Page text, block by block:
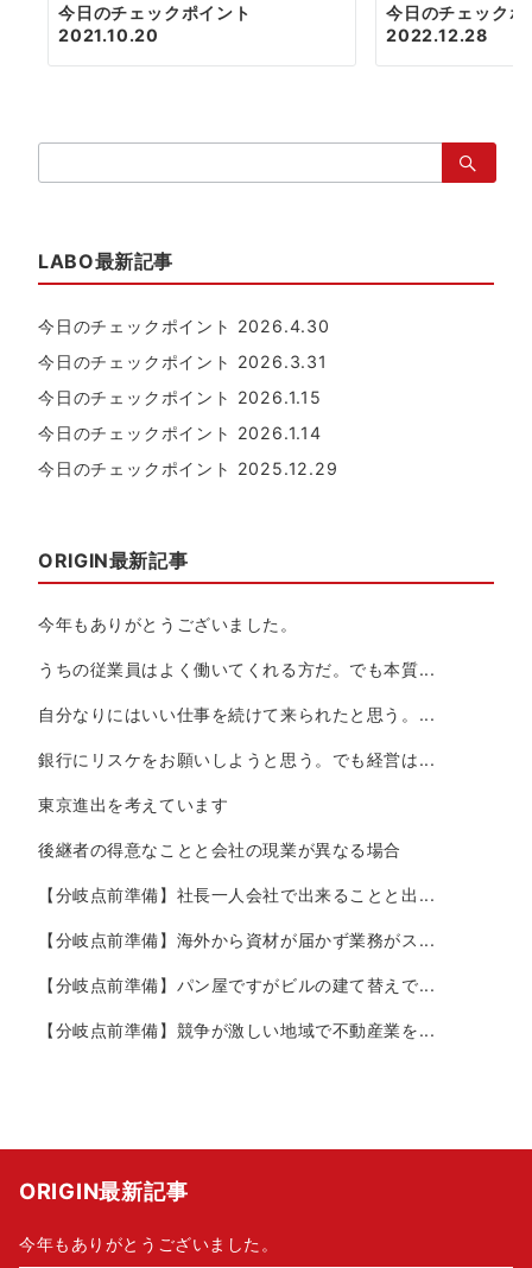
今日のチェックポイント
2021.10.20
今日のチェックポ
2022.12.28
索：
LABO最新記事
今日のチェックポイント 2026.4.30
今日のチェックポイント 2026.3.31
今日のチェックポイント 2026.1.15
今日のチェックポイント 2026.1.14
今日のチェックポイント 2025.12.29
ORIGIN最新記事
今年もありがとうございました。
うちの従業員はよく働いてくれる方だ。でも本質...
自分なりにはいい仕事を続けて来られたと思う。...
銀行にリスケをお願いしようと思う。でも経営は...
東京進出を考えています
後継者の得意なことと会社の現業が異なる場合
【分岐点前準備】社長一人会社で出来ることと出...
【分岐点前準備】海外から資材が届かず業務がス...
【分岐点前準備】パン屋ですがビルの建て替えで...
【分岐点前準備】競争が激しい地域で不動産業を...
ORIGIN最新記事
今年もありがとうございました。